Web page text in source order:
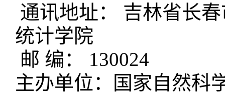
通讯地址： 吉林省长
统计学院
邮 编： 130024
主办单位：国家自然科